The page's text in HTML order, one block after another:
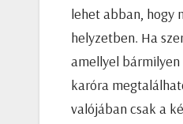
lehet abban, hogy
helyzetben. Ha
amellyel
karóra
valójában csak a